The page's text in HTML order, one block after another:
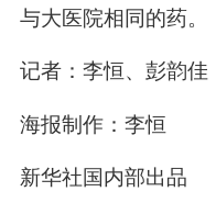
与大医院相同的药。
记者：李恒、彭韵佳
海报制作：李恒
新华社国内部出品